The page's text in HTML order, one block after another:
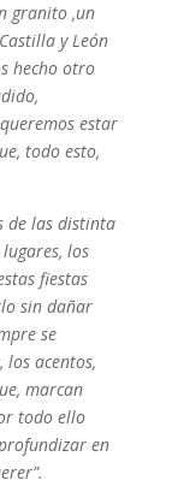
granito ,un
y León
hecho otro
estar
todo esto,
de las distinta
los
fiestas
sin dañar
se
acentos,
marcan
todo ello
en